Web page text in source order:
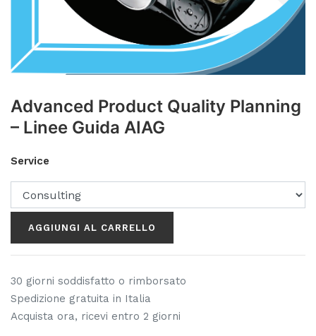
Advanced Product Quality Planning
– Linee Guida AIAG
Service
AGGIUNGI AL CARRELLO
30 giorni soddisfatto o rimborsato
Spedizione gratuita in Italia
Acquista ora, ricevi entro 2 giorni